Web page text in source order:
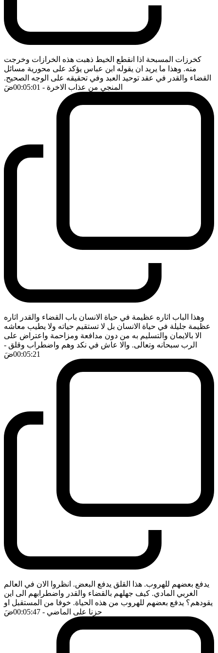
كخرزات المسبحة اذا انقطع الخيط ذهبت هذه الخرازات وخرجت
منه. وهذا ما يريد ان يقوله ابن عباس يؤكد على محورية مسائل
القضاء والقدر في عقد توحيد العبد وفي تحقيقه على الوجه الصحيح.
المنجي من عذاب الاخرة - 00:05:01 ضَ
وهذا الباب اثاره عظيمة في حياة الانسان باب القضاء والقدر اثاره
عظيمة جليلة في حياة الانسان بل لا تستقيم حياته ولا يطيب معاشه
الا بالايمان والتسليم به من دون مدافعة ومزاحمة واعتراض على
الرب سبحانه وتعالى. والا عاش في نكد وهم واضطراب وقلق -
00:05:21ضَ
يدفع بعضهم للهروب. هذا القلق يدفع البعض. انظروا الان في العالم
الغربي المادي. كيف جهلهم بالقضاء والقدر واضطرابهم الى اين
يقودهم؟ يدفع بعضهم للهروب من هذه الحياة. خوفا من المستقبل او
حزنا على الماضي - 00:05:47 ضَ